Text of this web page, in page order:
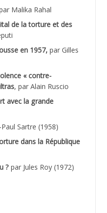
Malika Rahal
de la torture et des
en 1957, par Gilles
« contre-
, par Alain Ruscio
avec la grande
Sartre (1958)
dans la République
? par Jules Roy (1972)